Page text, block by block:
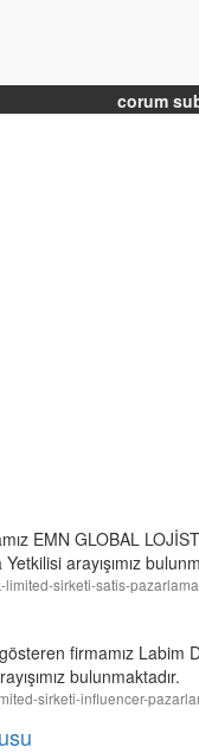
corum
EMN GLOBAL
arayışımız
sirketi-satis-
firmamız Labim
bulunmaktadır.
sirketi-influencer-